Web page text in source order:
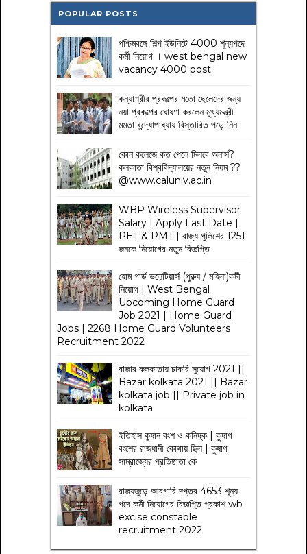
POPULAR POSTS
পশ্চিমবঙ্গে শিল্প ইউনিটে 4000 শূন্যপদে
কর্মী নিয়োগ । west bengal new
vacancy 4000 post
কন্যাশ্রীর প্রকল্পের মতো ছেলেদের জন্য
নয়া প্রকল্পের ঘোষণা করলেন মুখ্যমন্ত্রী
মমতা বন্দ্যোপাধ্যায় বিস্তারিত পড়ে নিন
কোন কলেজে কত পেলে মিলবে অনার্স?
কলকাতা বিশ্ববিদ্যালয়ের নতুন নিয়ম??
@www.caluniv.ac.in
WBP Wireless Supervisor
Salary | Apply Last Date |
PET & PMT | রাজ্য পুলিশের 1251
জনকে নিয়োগের নতুন বিজ্ঞপ্তি
হোম গার্ড ভলেন্টিয়ার্স (পুরুষ / মহিলা)কর্মী
নিয়োগ | West Bengal
Upcoming Home Guard
Job 2021 | Home Guard
Jobs | 2268 Home Guard Volunteers
Recruitment 2022
বাজার কলকাতায় চাকরি সুযোগ 2021 ||
Bazar kolkata 2021 || Bazar
kolkata job || Private job in
kolkata
ইতিহাস কুষান বংশ ও কনিষ্ক | কুষাণ
বংশের রাজধানী কোথায় ছিল | কুষাণ
সাম্রাজ্যের প্রতিষ্ঠাতা কে
রাজ্যজুড়ে আবগারি দপ্তর 4653 শূন্য
পদে কর্মী নিয়োগের বিজ্ঞপ্তি প্রকাশ wb
excise constable
recruitment 2022